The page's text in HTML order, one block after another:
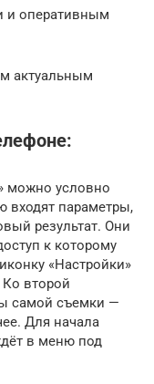
и оперативным
актуальным
можно условно
входят параметры,
результат. Они
к которому
«Настройки»
второй
самой съемки —
Для начала
в меню под